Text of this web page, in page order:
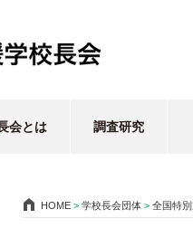
会とは 調査研究
HOME > 学校長会団体 > 全国特